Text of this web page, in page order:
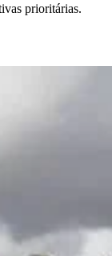
prioritárias.